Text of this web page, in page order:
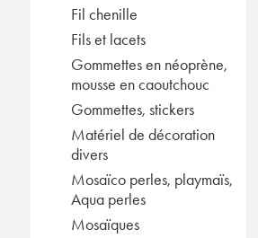
Fil chenille
Fils et lacets
Gommettes en néoprène,
mousse en caoutchouc
Gommettes, stickers
Matériel de décoration
divers
Mosaïco perles, playmaïs,
Aqua perles
Mosaïques